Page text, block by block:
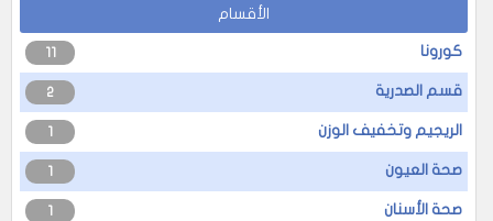
الأقسام
كورونا 11
قسم الصدرية 2
الريجيم وتخفيف الوزن 1
صحة العيون 1
صحة الأسنان 1